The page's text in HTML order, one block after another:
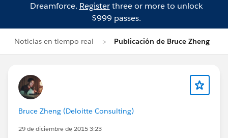
Dreamforce. Registerthree or more to unlock
$999 passes.
Noticias en tiempo real Publicación de Bruce Zheng
Bruce Zheng (Deloitte Consulting)
29 de diciembre de 2015 3:23